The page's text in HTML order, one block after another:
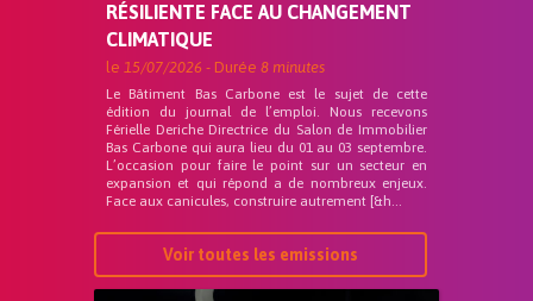
RÉSILIENTE FACE AU CHANGEMENT
CLIMATIQUE
le 15/07/2026 - Durée 8 minutes
Le Bâtiment Bas Carbone est le sujet de cette
édition du journal de l’emploi. Nous recevons
Férielle Deriche Directrice du Salon de Immobilier
Bas Carbone qui aura lieu du 01 au 03 septembre.
L’occasion pour faire le point sur un secteur en
expansion et qui répond a de nombreux enjeux.
Face aux canicules, construire autrement [&h...
Voir toutes les emissions